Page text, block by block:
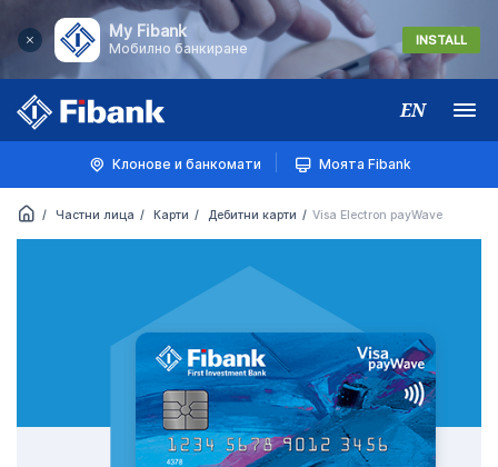
My Fibank
Мобилно банкиране
INSTALL
EN Меню
Клонове и банкомати Моята Fibank
Частни лица Карти Дебитни карти Visa Electron payWave